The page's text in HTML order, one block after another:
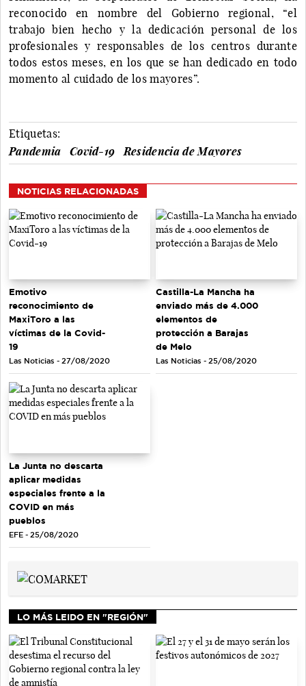
reconocido en nombre del Gobierno regional, “el
trabajo bien hecho y la dedicación personal de los
profesionales y responsables de los centros durante
todos estos meses, en los que se han dedicado en todo
momento al cuidado de los mayores”.
Etiquetas:
Pandemia
Covid-19 Residencia de Mayores
NOTICIAS RELACIONADAS
Emotivo
reconocimiento de
MaxiToro a las
víctimas de la Covid-
19
Las Noticias - 27/08/2020
Castilla-La Mancha ha
enviado más de 4.000
elementos de
protección a Barajas
de Melo
Las Noticias - 25/08/2020
La Junta no descarta
aplicar medidas
especiales frente a la
COVID en más
pueblos
EFE - 25/08/2020
LO MÁS LEIDO EN "REGIÓN"